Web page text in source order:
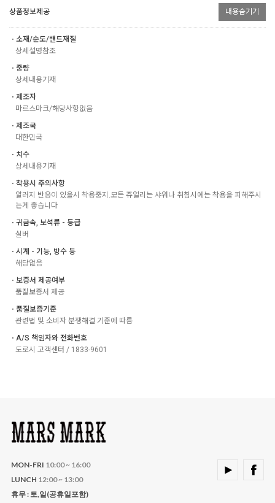
상품정보제공 내용숨기기
ㆍ소재/순도/밴드재질
상세설명참조
ㆍ중량
상세내용기재
ㆍ제조자
마르스마크/해당사항없음
ㆍ제조국
대한민국
ㆍ치수
상세내용기재
ㆍ착용시 주의사항
알러지 반응이 있을시 착용중지.모든 쥬얼리는 샤워나 취침시에는 착용을 피해주시
는게 좋습니다
ㆍ귀금속, 보석류 - 등급
실버
ㆍ시계 - 기능, 방수 등
해당없음
ㆍ보증서 제공여부
품질보증서 제공
ㆍ품질보증기준
관련법 및 소비자 분쟁해결 기준에 따름
ㆍA/S 책임자와 전화번호
도로시 고객센터 / 1833-9601
MON-FRI 10:00 ~ 16:00
LUNCH 12:00 ~ 13:00
휴무 : 토,일(공휴일포함)